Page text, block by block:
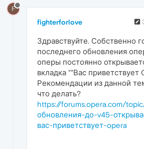
F
fighterforlove
Здравствуйте. Собственно
последнего обновления
оперы постоянно
вкладка ""Вас приветствует
Рекомендации из данной
что делать?
https://forums.opera.com/
обновления-до-v45-
вас-приветствует-opera